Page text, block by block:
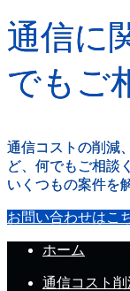
通信に
でもご
通信コストの削減
ど、何でもご相談
いくつもの案件を
お問い合わせはこ
ホーム
通信コスト